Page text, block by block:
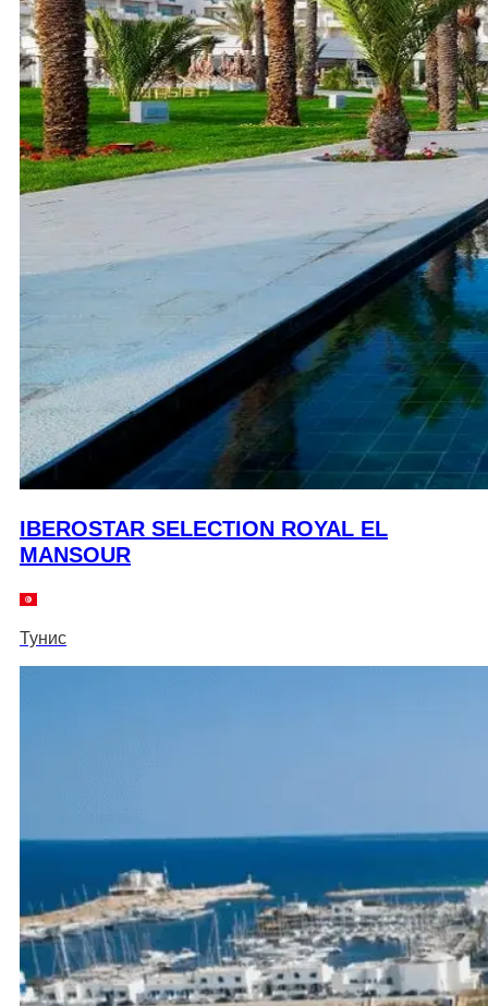
IBEROSTAR SELECTION ROYAL EL
MANSOUR
Тунис